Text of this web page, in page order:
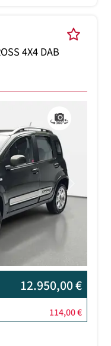
4X4 DAB
12.950,00 €
114,00 €